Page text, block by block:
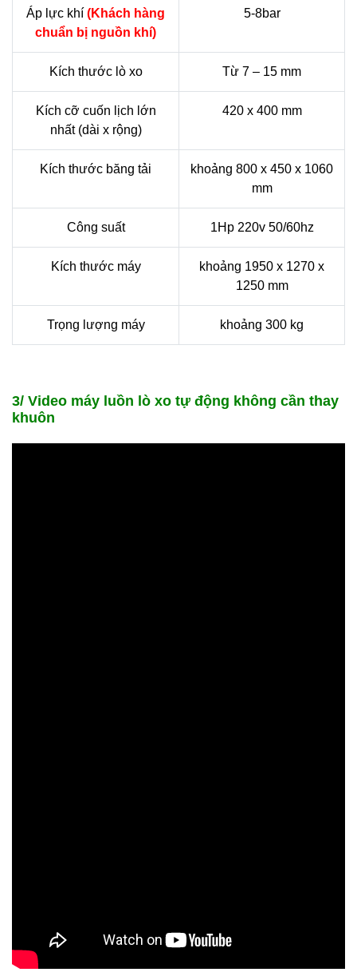
Áp lực khí (Khách hàng
chuẩn bị nguồn khí)
5-8bar
Kích thước lò xo Từ 7 – 15 mm
Kích cỡ cuốn lịch lớn
nhất (dài x rộng)
420 x 400 mm
Kích thước băng tải
khoảng 800 x 450 x 1060
mm
Công suất 1Hp 220v 50/60hz
Kích thước máy
khoảng 1950 x 1270 x
1250 mm
Trọng lượng máy khoảng 300 kg
3/ Video máy luồn lò xo tự động không cần thay
khuôn